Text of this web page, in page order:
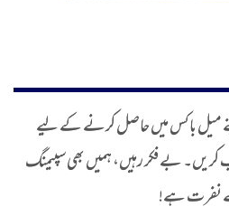
میل باکس میں حاصل کرنے کے لیے
کریں۔ بے فکر رہیں، ہمیں بھی سپیمنگ
نفرت ہے!